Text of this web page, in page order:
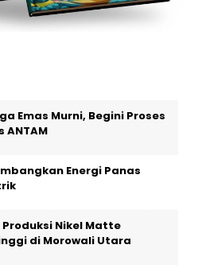
Emas Murni, Begini Proses
ANTAM
Energi Panas
Produksi Nikel Matte
di Morowali Utara